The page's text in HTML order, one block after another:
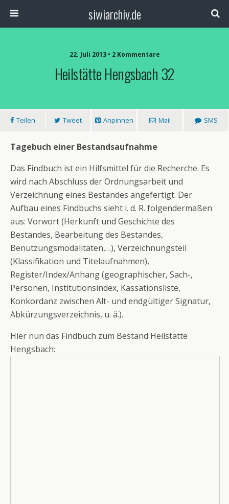
siwiarchiv.de
22. Juli 2013 • 2 Kommentare
Heilstätte Hengsbach 32
Teilen Tweet Anpinnen Mail SMS
Tagebuch einer Bestandsaufnahme
Das Findbuch ist ein Hilfsmittel für die Recherche. Es
wird nach Abschluss der Ordnungsarbeit und
Verzeichnung eines Bestandes angefertigt. Der
Aufbau eines Findbuchs sieht i. d. R. folgendermaßen
aus: Vorwort (Herkunft und Geschichte des
Bestandes, Bearbeitung des Bestandes,
Benutzungsmodalitäten,…), Verzeichnungsteil
(Klassifikation und Titelaufnahmen),
Register/Index/Anhang (geographischer, Sach-,
Personen, Institutionsindex, Kassationsliste,
Konkordanz zwischen Alt- und endgültiger Signatur,
Abkürzungsverzeichnis, u. ä.).
Hier nun das Findbuch zum Bestand Heilstätte
Hengsbach: